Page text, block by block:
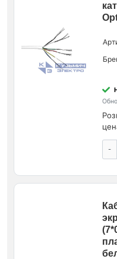
-